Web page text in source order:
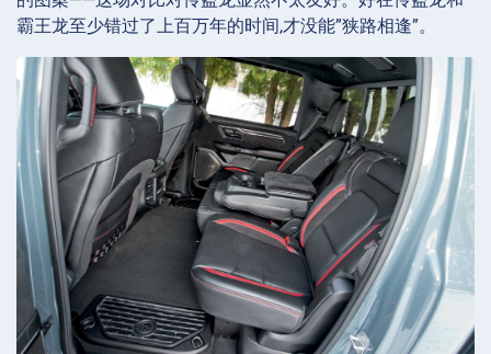
霸王龙至少错过了上百万年的时间,才没能”狭路相逢”。